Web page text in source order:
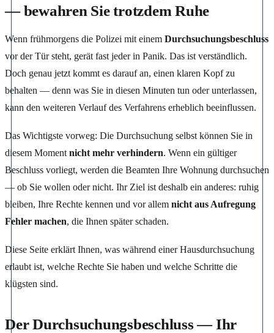
— bewahren Sie trotzdem Ruhe
Wenn frühmorgens die Polizei mit einem Durchsuchungsbeschluss
vor der Tür steht, gerät fast jeder in Panik. Das ist verständlich.
Doch genau jetzt kommt es darauf an, einen klaren Kopf zu
behalten — denn was Sie in diesen Minuten tun oder unterlassen,
kann den weiteren Verlauf des Verfahrens erheblich beeinflussen.
Das Wichtigste vorweg: Die Durchsuchung selbst können Sie in
diesem Moment nicht mehr verhindern. Wenn ein gültiger
Beschluss vorliegt, werden die Beamten Ihre Wohnung durchsuchen
— ob Sie wollen oder nicht. Ihr Ziel ist deshalb ein anderes: ruhig
bleiben, Ihre Rechte kennen und vor allem nicht aus Aufregung
Fehler machen, die Ihnen später schaden.
Diese Seite erklärt Ihnen, was während einer Hausdurchsuchung
erlaubt ist, welche Rechte Sie haben und welche Schritte die
klügsten sind.
Der Durchsuchungsbeschluss — Ihr